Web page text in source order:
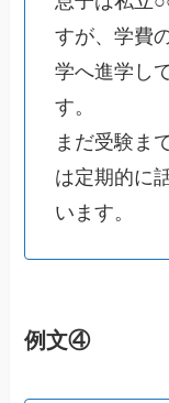
すが、学費
学へ進学し
す。
まだ受験ま
は定期的に
います。
例文④